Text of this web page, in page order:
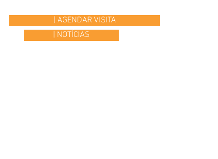
| AGENDAR VISITA
| NOTÍCIAS